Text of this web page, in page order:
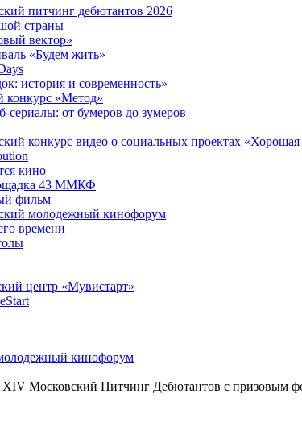
питчинг дебютантов 2026
страны
вектор»
«Будем жить»
история и современность»
конкурс «Метод»
сериалы: от бумеров до зумеров
конкурс видео о социальных проектах «Хорошая
кино
43 ММКФ
фильм
молодежный кинофорум
времени
центр «Мувистарт»
кинофорум
ХIV Московский Питчинг Дебютантов с призовым